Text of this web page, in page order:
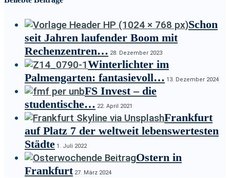
Schon
seit Jahren laufender Boom mit
Rechenzentren… 28. Dezember 2023
Winterlichter im
Palmengarten: fantasievoll… 13. Dezember 2024
FS Invest – die
studentische… 22. April 2021
Frankfurt
auf Platz 7 der weltweit lebenswertesten
Städte 1. Juli 2022
Ostern in
Frankfurt27. März 2024